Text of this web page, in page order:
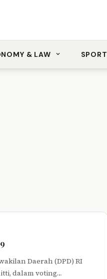
& LAW SPORT
Daerah (DPD) RI
dalam voting…